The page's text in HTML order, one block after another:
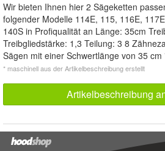
Wir bieten Ihnen hier 2 Sägeketten
folgender Modelle 114E, 115, 116E,
140S in Profiqualität an Länge: 35cm
Treibgliedstärke: 1,3 Teilung: 3 8
Sägen mit einer Schwertlänge von 35 cm
* maschinell aus der Artikelbeschreibung erstellt
Artikelbeschreibung